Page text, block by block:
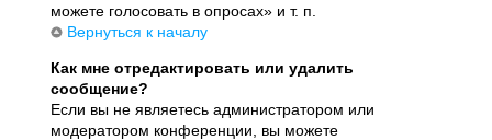
можете голосовать в опросах» и т. п.
Вернуться к началу
Как мне отредактировать или удалить
сообщение?
Если вы не являетесь администратором или
модератором конференции, вы можете